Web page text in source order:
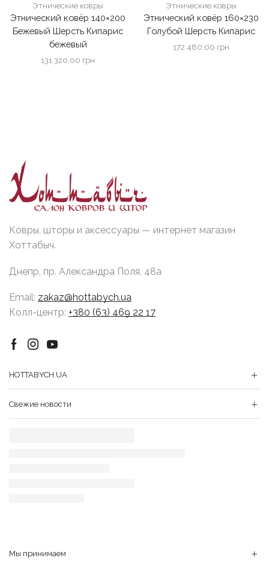
Этнические ковры
Этнический ковёр 140×200
Бежевый Шерсть Кипарис
бежевый
131 320,00 грн
Этнические ковры
Этнический ковёр 160×230
Голубой Шерсть Кипарис
172 480,00 грн
Ковры, шторы и аксессуары — интернет магазин
Хоттабыч.
Днепр, пр. Александра Поля, 48а
Email: zakaz@hottabych.ua
Колл-центр: +380 (63) 469 22 17
Facebook
Instagram
Youtube
HOTTABYCH.UA
Свежие новости
Мы принимаем